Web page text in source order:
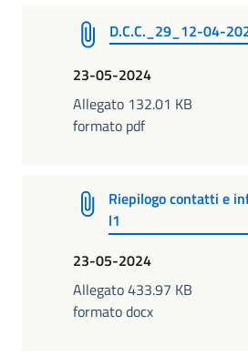
D.C.C._29_12-04-
23-05-2024
Allegato 132.01 KB
formato pdf
Riepilogo contatti e
l1
23-05-2024
Allegato 433.97 KB
formato docx